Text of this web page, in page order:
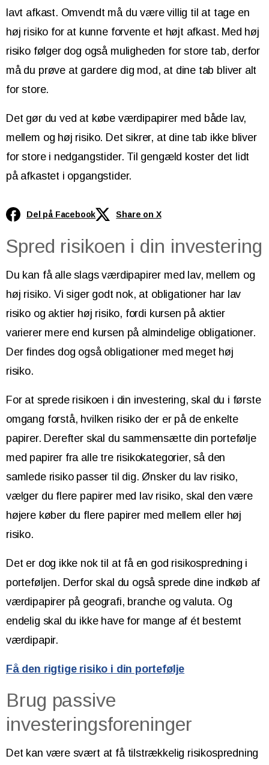
lavt afkast. Omvendt må du være villig til at tage en
høj risiko for at kunne forvente et højt afkast. Med høj
risiko følger dog også muligheden for store tab, derfor
må du prøve at gardere dig mod, at dine tab bliver alt
for store.
Det gør du ved at købe værdipapirer med både lav,
mellem og høj risiko. Det sikrer, at dine tab ikke bliver
for store i nedgangstider. Til gengæld koster det lidt
på afkastet i opgangstider.
Del på Facebook Share on X
Spred risikoen i din investering
Du kan få alle slags værdipapirer med lav, mellem og
høj risiko. Vi siger godt nok, at obligationer har lav
risiko og aktier høj risiko, fordi kursen på aktier
varierer mere end kursen på almindelige obligationer.
Der findes dog også obligationer med meget høj
risiko.
For at sprede risikoen i din investering, skal du i første
omgang forstå, hvilken risiko der er på de enkelte
papirer. Derefter skal du sammensætte din portefølje
med papirer fra alle tre risikokategorier, så den
samlede risiko passer til dig. Ønsker du lav risiko,
vælger du flere papirer med lav risiko, skal den være
højere køber du flere papirer med mellem eller høj
risiko.
Det er dog ikke nok til at få en god risikospredning i
porteføljen. Derfor skal du også sprede dine indkøb af
værdipapirer på geografi, branche og valuta. Og
endelig skal du ikke have for mange af ét bestemt
værdipapir.
Få den rigtige risiko i din portefølje
Brug passive
investeringsforeninger
Det kan være svært at få tilstrækkelig risikospredning